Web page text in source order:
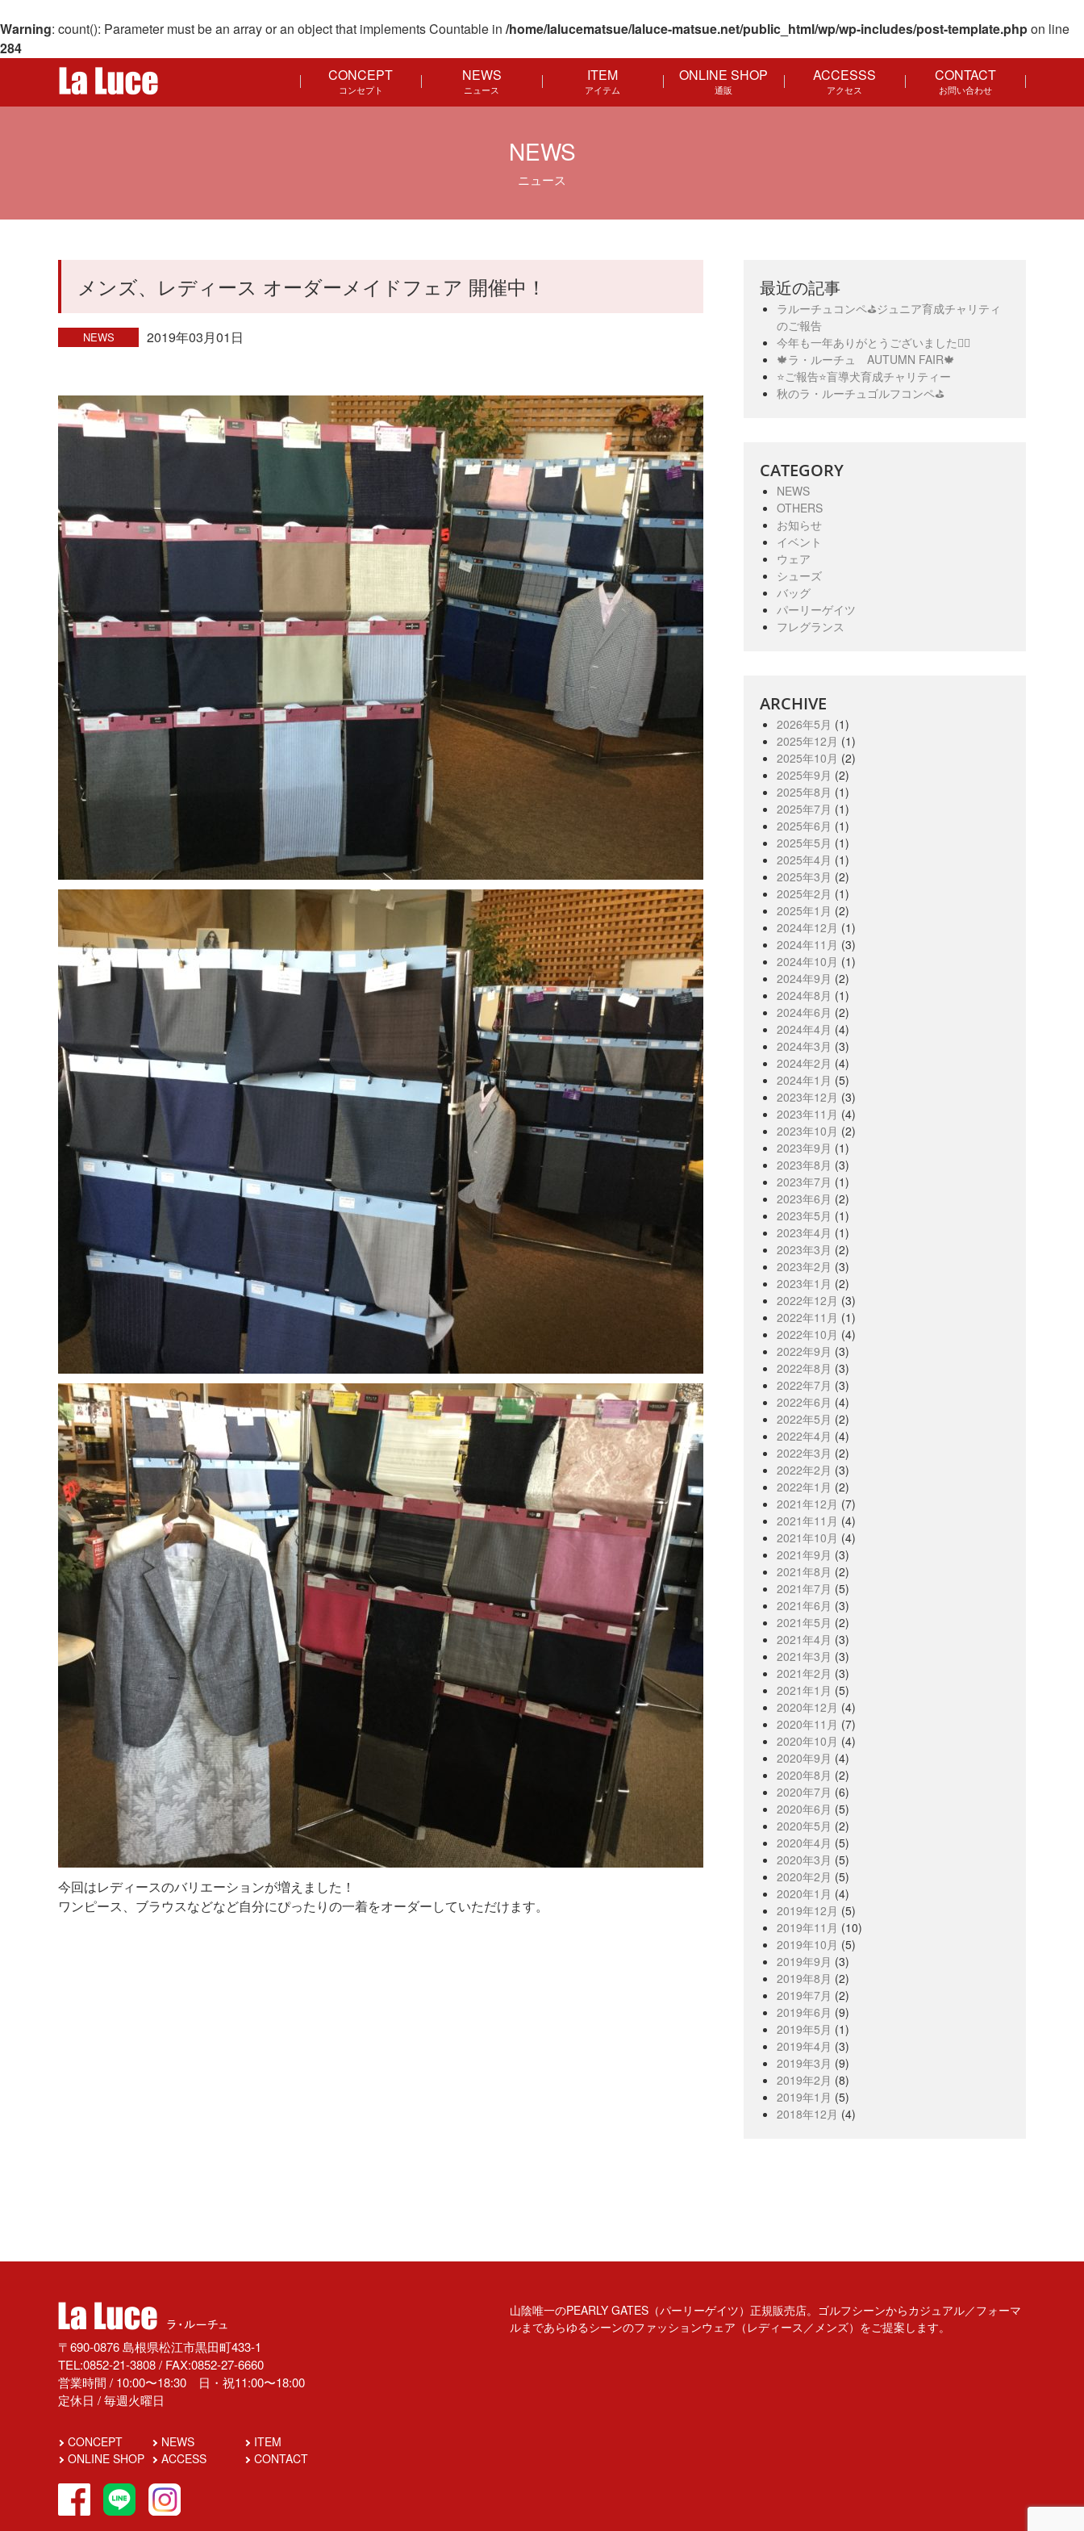
Warning: count(): Parameter must be an array or an object that implements Countable in /home/lalucematsue/laluce-matsue.net/public_html/wp/wp-includes/post-template.phpon line
284
CONCEPT
コンセプト
NEWS
ニュース
ITEM
アイテム
ONLINE SHOP
通販
ACCESSS
アクセス
CONTACT
お問い合わせ
NEWS
ニュース
メンズ、レディース オーダーメイドフェア 開催中！
NEWS 2019年03月01日
今回はレディースのバリエーションが増えました！
ワンピース、ブラウスなどなど自分にぴったりの一着をオーダーしていただけます。
最近の記事
ラルーチュコンペ⛳️ジュニア育成チャリティ
のご報告
今年も一年ありがとうございました🙇‍♀️
🍁ラ・ルーチュ AUTUMN FAIR🍁
⭐️ご報告⭐️盲導犬育成チャリティー
秋のラ・ルーチュゴルフコンペ⛳️
CATEGORY
NEWS
OTHERS
お知らせ
イベント
ウェア
シューズ
バッグ
パーリーゲイツ
フレグランス
ARCHIVE
2026年5月 (1)
2025年12月 (1)
2025年10月 (2)
2025年9月 (2)
2025年8月 (1)
2025年7月 (1)
2025年6月 (1)
2025年5月 (1)
2025年4月 (1)
2025年3月 (2)
2025年2月 (1)
2025年1月 (2)
2024年12月 (1)
2024年11月 (3)
2024年10月 (1)
2024年9月 (2)
2024年8月 (1)
2024年6月 (2)
2024年4月 (4)
2024年3月 (3)
2024年2月 (4)
2024年1月 (5)
2023年12月 (3)
2023年11月 (4)
2023年10月 (2)
2023年9月 (1)
2023年8月 (3)
2023年7月 (1)
2023年6月 (2)
2023年5月 (1)
2023年4月 (1)
2023年3月 (2)
2023年2月 (3)
2023年1月 (2)
2022年12月 (3)
2022年11月 (1)
2022年10月 (4)
2022年9月 (3)
2022年8月 (3)
2022年7月 (3)
2022年6月 (4)
2022年5月 (2)
2022年4月 (4)
2022年3月 (2)
2022年2月 (3)
2022年1月 (2)
2021年12月 (7)
2021年11月 (4)
2021年10月 (4)
2021年9月 (3)
2021年8月 (2)
2021年7月 (5)
2021年6月 (3)
2021年5月 (2)
2021年4月 (3)
2021年3月 (3)
2021年2月 (3)
2021年1月 (5)
2020年12月 (4)
2020年11月 (7)
2020年10月 (4)
2020年9月 (4)
2020年8月 (2)
2020年7月 (6)
2020年6月 (5)
2020年5月 (2)
2020年4月 (5)
2020年3月 (5)
2020年2月 (5)
2020年1月 (4)
2019年12月 (5)
2019年11月 (10)
2019年10月 (5)
2019年9月 (3)
2019年8月 (2)
2019年7月 (2)
2019年6月 (9)
2019年5月 (1)
2019年4月 (3)
2019年3月 (9)
2019年2月 (8)
2019年1月 (5)
2018年12月 (4)
〒690-0876 島根県松江市黒田町433-1
TEL:0852-21-3808 / FAX:0852-27-6660
営業時間 / 10:00〜18:30 日・祝11:00〜18:00
定休日 / 毎週火曜日
CONCEPT NEWS
ITEM
ONLINE SHOP
ACCESS CONTACT
山陰唯一のPEARLY GATES（パーリーゲイツ）正規販売店。ゴルフシーンからカジュアル／フォーマ
ルまであらゆるシーンのファッションウェア（レディース／メンズ）をご提案します。